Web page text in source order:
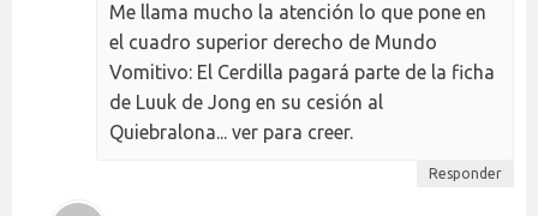
Me llama mucho la atención lo que pone en
el cuadro superior derecho de Mundo
Vomitivo: El Cerdilla pagará parte de la ficha
de Luuk de Jong en su cesión al
Quiebralona... ver para creer.
Responder